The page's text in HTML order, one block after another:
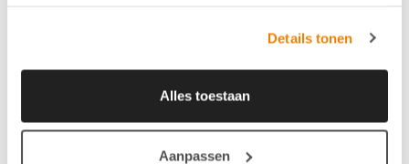
Details tonen
Alles toestaan
Aanpassen